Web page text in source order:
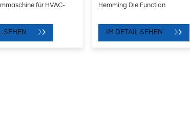
für HVAC-
SEHEN
Hemming Die Function
IM DETAIL SEHEN